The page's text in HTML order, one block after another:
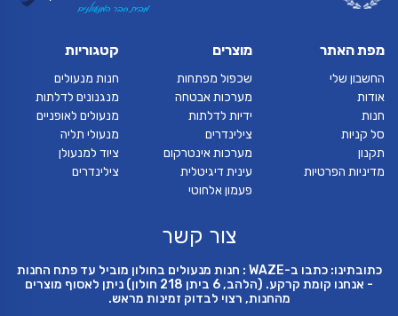
מפת האתר
החשבון שלי
אודות
חנות
סל קניות
תקנון
מדיניות הפרטיות
מוצרים
שכפול מפתחות
מערכות אבטחה
ידיות לדלתות
צילינדרים
מערכות אינטרקום
עינית דיגיטלית
פעמון אלחוטי
קטגוריות
חנות מנעולים
מנגנונים לדלתות
מנעולים לאופניים
מנעולי תליה
ציוד למנעולן
צילינדרים
צור קשר
כתובתינו: כתבו ב-WAZE : חנות מנעולים בחולון מוביל עד פתח החנות
- אנחנו קומת קרקע. (הלהב, 6 ביתן 218 חולון) ניתן לאסוף מוצרים
מהחנות, רצוי לבדוק זמינות מראש.